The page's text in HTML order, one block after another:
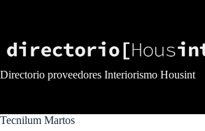
Directorio proveedores Interiorismo Housint
Tecnilum Martos